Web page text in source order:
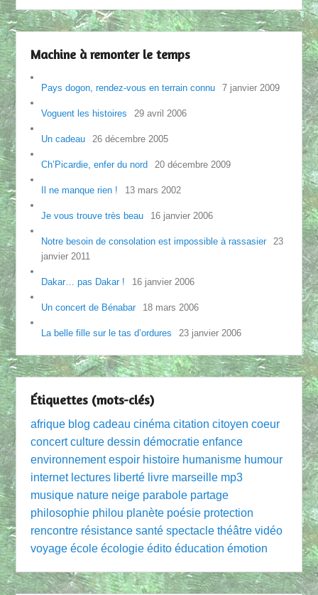
Machine à remonter le temps
Pays dogon, rendez-vous en terrain connu 7 janvier 2009
Voguent les histoires 29 avril 2006
Un cadeau 26 décembre 2005
Ch’Picardie, enfer du nord 20 décembre 2009
Il ne manque rien ! 13 mars 2002
Je vous trouve très beau 16 janvier 2006
Notre besoin de consolation est impossible à rassasier
23
janvier 2011
Dakar… pas Dakar ! 16 janvier 2006
Un concert de Bénabar 18 mars 2006
La belle fille sur le tas d’ordures 23 janvier 2006
Étiquettes (mots-clés)
afrique blog cadeau cinéma citation citoyen coeur
concert culture dessin démocratie enfance
environnement espoir histoire humanisme humour
internet lectures liberté livre marseille mp3
musique nature neige parabole partage
philosophie philou planète poésie protection
rencontre résistance santé spectacle théâtre vidéo
voyage école écologie édito éducation émotion